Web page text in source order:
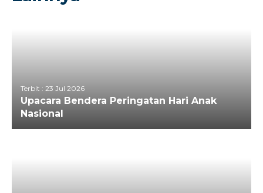
Sekolah Siaga Kependudukan
Survei Kepuasan Masyarakat
Terbit : 23 Jul 2026
Upacara Bendera Peringatan Hari Anak
Nasional